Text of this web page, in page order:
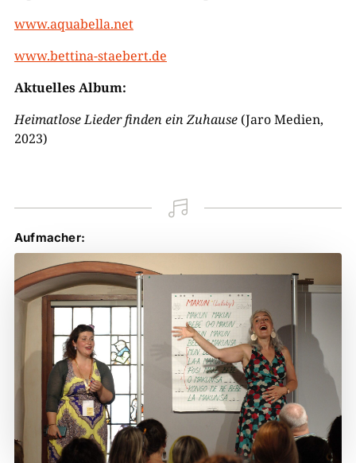
www.aquabella.net
www.bettina-staebert.de
Aktuelles Album:
Heimatlose Lieder finden ein Zuhause(Jaro Medien,
2023)

Aufmacher: